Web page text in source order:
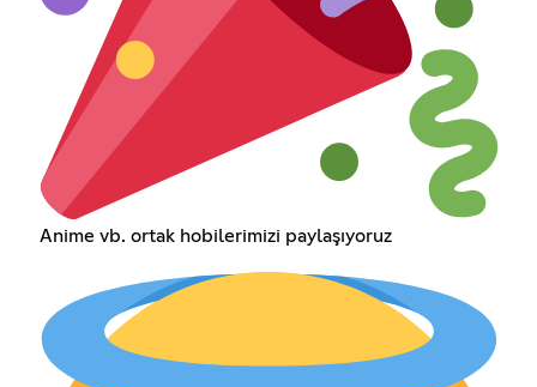
Anime vb. ortak hobilerimizi paylaşıyoruz